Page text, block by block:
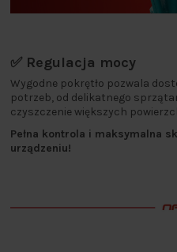
✅ Regulacja mocy
Wygodne pokrętło pozwala
potrzeb, od delikatnego
czyszczenie większych
Pełna kontrola i maksymalna
urządzeniu!